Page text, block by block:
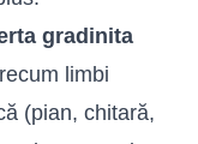
gradinita
limbi
(pian, chitară,